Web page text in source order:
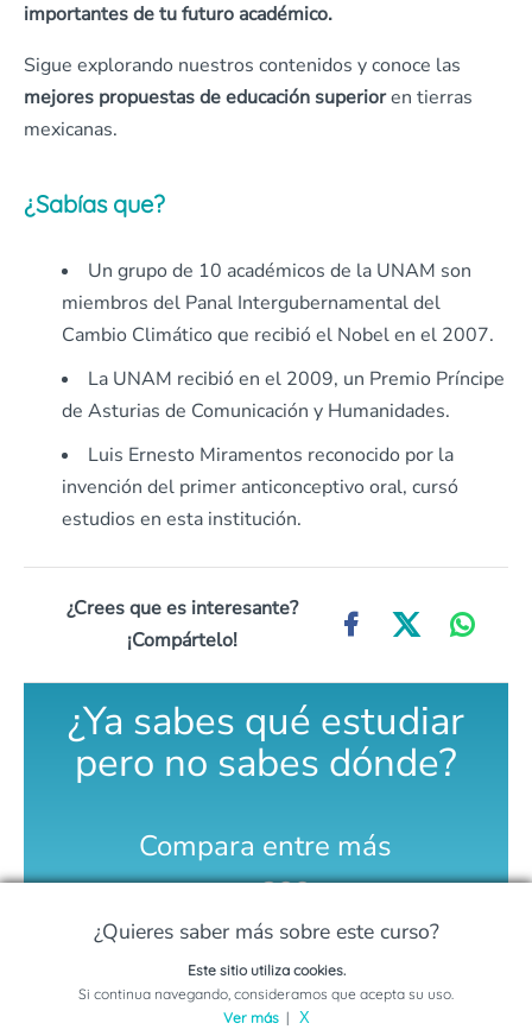
importantes de tu futuro académico.
Sigue explorando nuestros contenidos y conoce las
mejores propuestas de educación superioren tierras
mexicanas.
¿Sabías que?
Un grupo de 10 académicos de la UNAM son
miembros del Panal Intergubernamental del
Cambio Climático que recibió el Nobel en el 2007.
La UNAM recibió en el 2009, un Premio Príncipe
de Asturias de Comunicación y Humanidades.
Luis Ernesto Miramentos reconocido por la
invención del primer anticonceptivo oral, cursó
estudios en esta institución.
¿Crees que es interesante?
¡Compártelo!
¿Ya sabes qué estudiar
pero no sabes dónde?
Compara entre más
de300
universidades
COMPARA AQUÍ
¿Quieres saber más sobre este curso?
Solicita información sobre este programa
Este sitio utiliza cookies.
Si continua navegando, consideramos que acepta su uso.
Ver más| X